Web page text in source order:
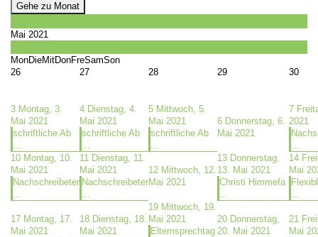
Gehe zu Monat
Mai 2021
MonDieMitDonFreSamSon
26
27 28 29 30
3 Montag, 3.
Mai 2021
schriftliche Ab
...
4 Dienstag, 4.
Mai 2021
schriftliche Ab
...
5 Mittwoch, 5.
Mai 2021
schriftliche Ab
...
6 Donnerstag, 6.
Mai 2021
7
2021
...
10 Montag, 10.
Mai 2021
Nachschreibeter
...
11 Dienstag, 11.
Mai 2021
Nachschreibeter
...
12 Mittwoch, 12.
Mai 2021
13 Donnerstag,
13. Mai 2021
Christi Himmefa
...
14
Mai
...
17 Montag, 17.
Mai 2021
18 Dienstag, 18.
Mai 2021
19 Mittwoch, 19.
Mai 2021
Elternsprechtag
20 Donnerstag,
20. Mai 2021
21
Mai